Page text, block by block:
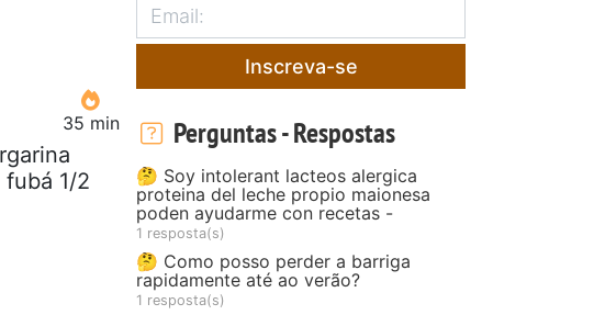
35 min
fubá 1/2
Inscreva-se
Perguntas - Respostas
🤔 Soy intolerant lacteos alergica
proteina del leche propio maionesa
poden ayudarme con recetas -
1 resposta(s)
🤔 Como posso perder a barriga
rapidamente até ao verão?
1 resposta(s)